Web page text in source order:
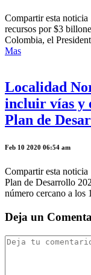
Compartir esta
recursos por $3
Colombia, el
Mas
Localidad
incluir vías y
Plan de
Feb 10 2020 06:54 am
Compartir esta
Plan de Desarrollo
número cercano a los
Deja un